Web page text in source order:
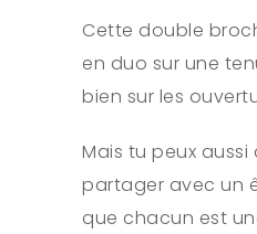
Cette double
en duo sur une
bien sur les
Mais tu peux
partager avec un
que chacun est